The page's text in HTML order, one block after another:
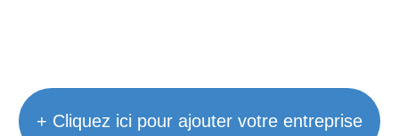
+ Cliquez ici pour ajouter votre entreprise